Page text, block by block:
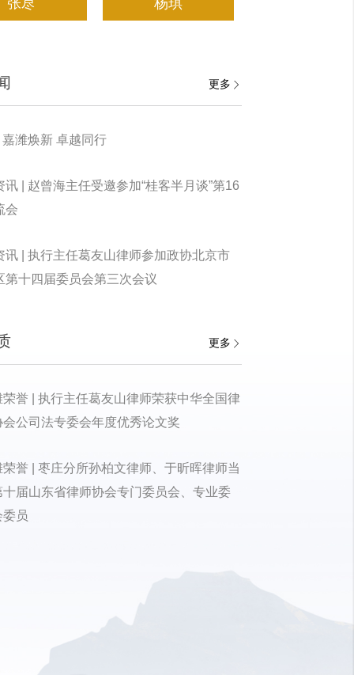
张荩 杨琪
更多
嘉潍焕新 卓越同行
讯 | 赵曾海主任受邀参加“桂客半月谈”第16
会
讯 | 执行主任葛友山律师参加政协北京市
第十四届委员会第三次会议
更多
荣誉 | 执行主任葛友山律师荣获中华全国律
会公司法专委会年度优秀论文奖
荣誉 | 枣庄分所孙柏文律师、于昕晖律师当
十届山东省律师协会专门委员会、专业委
员